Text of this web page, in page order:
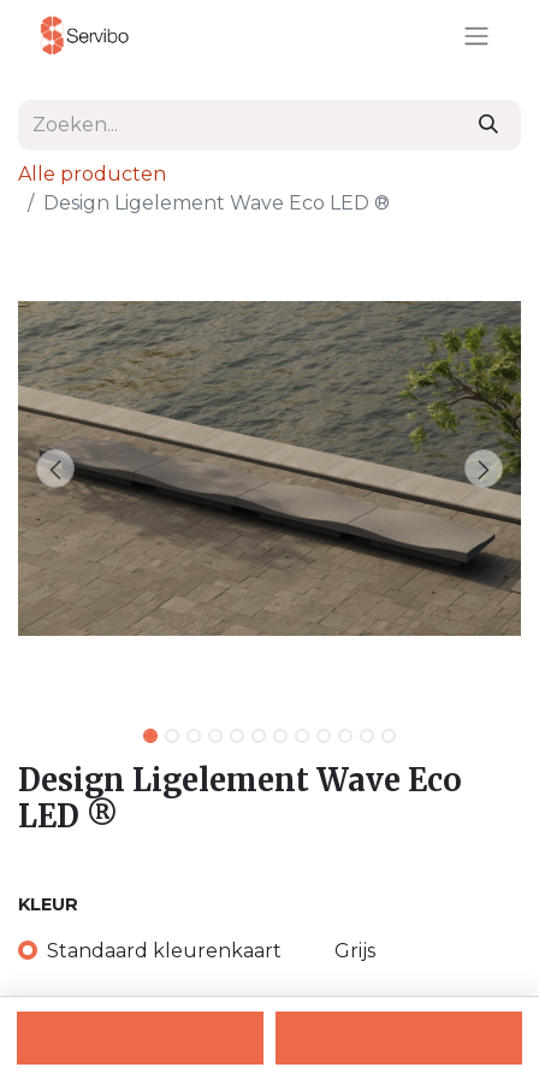
Alle producten
Design Ligelement Wave Eco LED ®
Design Ligelement Wave Eco
LED ®
KLEUR
Standaard kleurenkaart Grijs
Donker grijs Zwart Wit Beige